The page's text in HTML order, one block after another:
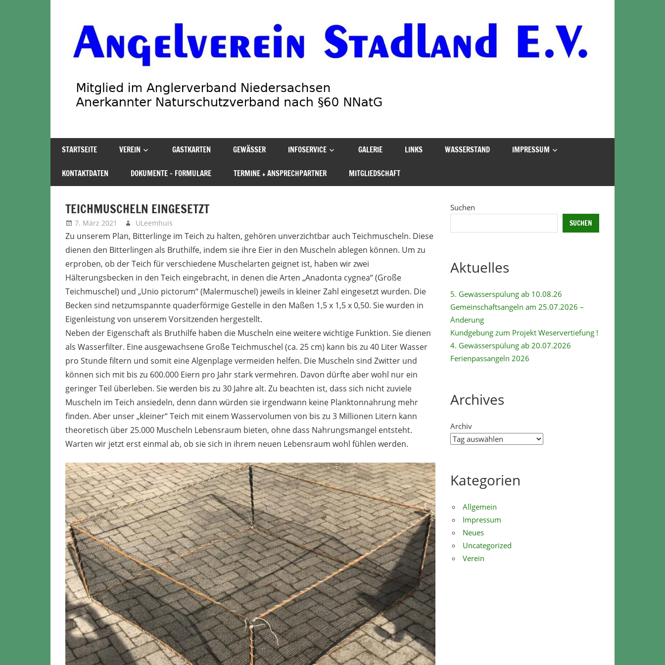
Angelverein
Stadland
STARTSEITE VEREIN GASTKARTEN GEWÄSSER INFOSERVICE GALERIE LINKS WASSERSTAND IMPRESSUM
KONTAKTDATEN DOKUMENTE – FORMULARE TERMINE + ANSPRECHPARTNER MITGLIEDSCHAFT
TEICHMUSCHELN EINGESETZT
7. März 2021 ULeemhuis
Zu unserem Plan, Bitterlinge im Teich zu halten, gehören unverzichtbar auch Teichmuscheln. Diese
dienen den Bitterlingen als Bruthilfe, indem sie ihre Eier in den Muscheln ablegen können. Um zu
erproben, ob der Teich für verschiedene Muschelarten geignet ist, haben wir zwei
Hälterungsbecken in den Teich eingebracht, in denen die Arten „Anadonta cygnea“ (Große
Teichmuschel) und „Unio pictorum“ (Malermuschel) jeweils in kleiner Zahl eingesetzt wurden. Die
Becken sind netzumspannte quaderförmige Gestelle in den Maßen 1,5 x 1,5 x 0,50. Sie wurden in
Eigenleistung von unserem Vorsitzenden hergestellt.
Neben der Eigenschaft als Bruthilfe haben die Muscheln eine weitere wichtige Funktion. Sie dienen
als Wasserfilter. Eine ausgewachsene Große Teichmuschel (ca. 25 cm) kann bis zu 40 Liter Wasser
pro Stunde filtern und somit eine Algenplage vermeiden helfen. Die Muscheln sind Zwitter und
können sich mit bis zu 600.000 Eiern pro Jahr stark vermehren. Davon dürfte aber wohl nur ein
geringer Teil überleben. Sie werden bis zu 30 Jahre alt. Zu beachten ist, dass sich nicht zuviele
Muscheln im Teich ansiedeln, denn dann würden sie irgendwann keine Planktonnahrung mehr
finden. Aber unser „kleiner“ Teich mit einem Wasservolumen von bis zu 3 Millionen Litern kann
theoretisch über 25.000 Muscheln Lebensraum bieten, ohne dass Nahrungsmangel entsteht.
Warten wir jetzt erst einmal ab, ob sie sich in ihrem neuen Lebensraum wohl fühlen werden.
Suchen
SUCHEN
Aktuelles
5. Gewässerspülung ab 10.08.26
Gemeinschaftsangeln am 25.07.2026 –
Änderung
Kundgebung zum Projekt Weservertiefung !
4. Gewässerspülung ab 20.07.2026
Ferienpassangeln 2026
Archives
Archiv
Kategorien
Allgemein
Impressum
Neues
Uncategorized
Verein